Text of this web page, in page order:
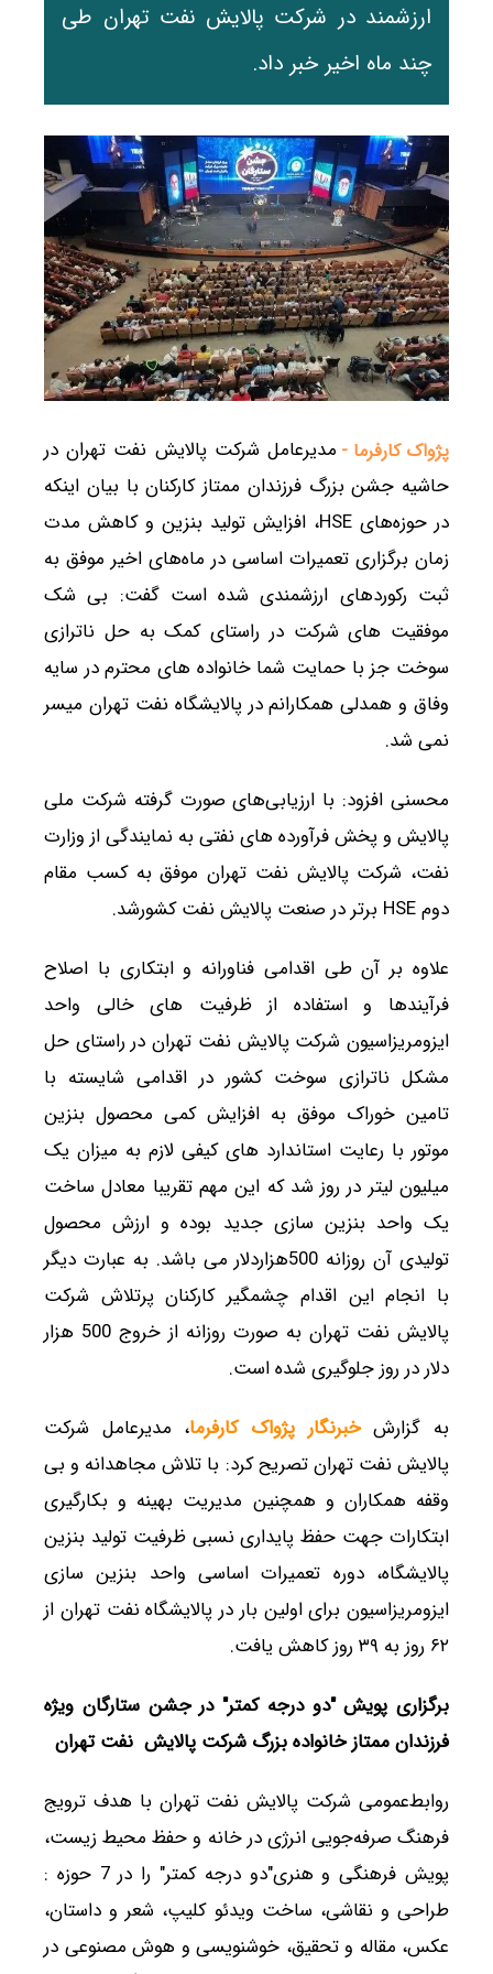
ارزشمند در شرکت پالایش نفت تهران طی
چند ماه اخیر خبر داد.
پژواک کارفرما - مدیرعامل شرکت پالایش نفت تهران در
حاشیه جشن بزرگ فرزندان ممتاز کارکنان با بیان اینکه
در حوزه‌های HSE، افزایش تولید بنزین و کاهش مدت
زمان برگزاری تعمیرات اساسی در ماه‌های اخیر موفق به
ثبت رکوردهای ارزشمندی شده است گفت: بی شک
موفقیت های شرکت در راستای کمک به حل ناترازی
سوخت جز با حمایت شما خانواده های محترم در سایه
وفاق و همدلی همکارانم در پالایشگاه نفت تهران میسر
نمی شد.
محسنی افزود: با ارزیابی‌های صورت گرفته شرکت ملی
پالایش و پخش فرآورده های نفتی به نمایندگی از وزارت
نفت، شرکت پالایش نفت تهران موفق به کسب مقام
دوم HSE برتر در صنعت پالایش نفت کشورشد.
علاوه بر آن طی اقدامی فناورانه و ابتکاری با اصلاح
فرآیندها و استفاده از ظرفیت های خالی واحد
ایزومریزاسیون شرکت پالایش نفت تهران در راستای حل
مشکل ناترازی سوخت کشور در اقدامی شایسته با
تامین خوراک موفق به افزایش کمی محصول بنزین
موتور با رعایت استاندارد های کیفی لازم به میزان یک
میلیون لیتر در روز شد که این مهم تقریبا معادل ساخت
یک واحد بنزین سازی جدید بوده و ارزش محصول
تولیدی آن روزانه 500هزاردلار می باشد. به عبارت دیگر
با انجام این اقدام چشمگیر کارکنان پرتلاش شرکت
پالایش نفت تهران به صورت روزانه از خروج 500 هزار
دلار در روز جلوگیری شده است.
به گزارشخبرنگار پژواک کارفرما، مدیرعامل شرکت
پالایش نفت تهران تصریح کرد: با تلاش مجاهدانه و بی
وقفه همکاران و همچنین مدیریت بهینه و بکارگیری
ابتکارات جهت حفظ پایداری نسبی ظرفیت تولید بنزین
پالایشگاه، دوره تعمیرات اساسی واحد بنزین سازی
ایزومریزاسیون برای اولین بار در پالایشگاه نفت تهران از
۶۲ روز به ۳۹ روز کاهش یافت.
برگزاری پویش "دو درجه کمتر" در جشن ستارگان ویژه
فرزندان ممتاز خانواده بزرگ شرکت پالایش نفت تهران
روابط‌عمومی شرکت پالایش نفت تهران با هدف ترویج
فرهنگ صرفه‌جویی انرژی در خانه و حفظ محیط زیست،
پویش فرهنگی و هنری"دو درجه کمتر" را در 7 حوزه :
طراحی و نقاشی، ساخت ویدئو کلیپ، شعر و داستان،
عکس، مقاله و تحقیق، خوشنویسی و هوش مصنوعی در